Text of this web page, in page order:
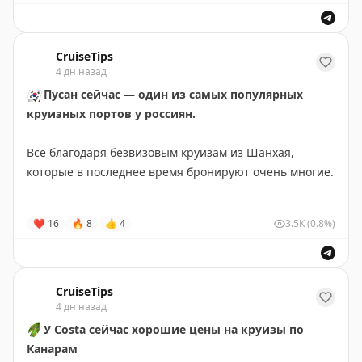
👉Подробности и бронирование
CruiseTips
4 дн назад
🇰🇷Пусан сейчас — один из самых популярных
круизных портов у россиян.
Все благодаря безвизовым круизам из Шанхая,
которые в последнее время бронируют очень многие.
именно для пассажиров круизных лайнеров.
Внутри:
• какие круизные терминалы есть в городе;
• как пользоваться общественным транспортом и
картой T-money;
• три готовых маршрута на один день;
❤ 16 🔥 8 👍 4 3.5K(0.8%)
CruiseTips
4 дн назад
🌴 У Costa сейчас хорошие цены на круизы по
Канарам